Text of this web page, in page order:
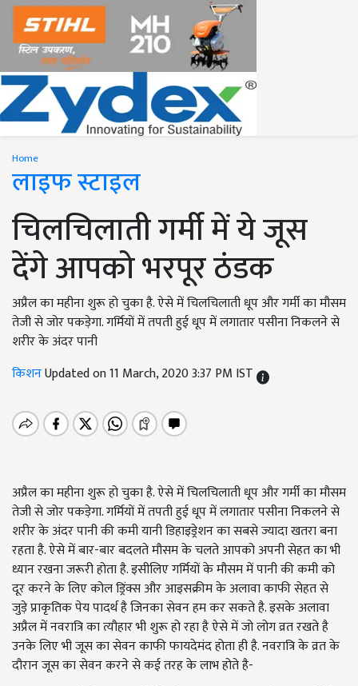
Home
लाइफ स्टाइल
चिलचिलाती गर्मी में ये जूस
देंगे आपको भरपूर ठंडक
अप्रैल का महीना शुरू हो चुका है. ऐसे में चिलचिलाती धूप और गर्मी का मौसम
तेजी से जोर पकड़ेगा. गर्मियों में तपती हुई धूप में लगातार पसीना निकलने से
शरीर के अंदर पानी
किशनUpdated on 11 March, 2020 3:37 PM IST
अप्रैल का महीना शुरू हो चुका है. ऐसे में चिलचिलाती धूप और गर्मी का मौसम
तेजी से जोर पकड़ेगा. गर्मियों में तपती हुई धूप में लगातार पसीना निकलने से
शरीर के अंदर पानी की कमी यानी डिहाइड्रेशन का सबसे ज्यादा खतरा बना
रहता है. ऐसे में बार-बार बदलते मौसम के चलते आपको अपनी सेहत का भी
ध्यान रखना जरूरी होता है. इसीलिए गर्मियों के मौसम में पानी की कमी को
दूर करने के लिए कोल ड्रिंक्स और आइसक्रीम के अलावा काफी सेहत से
जुड़े प्राकृतिक पेय पादर्थ है जिनका सेवन हम कर सकते है. इसके अलावा
अप्रैल में नवरात्रि का त्यौहार भी शुरू हो रहा है ऐसे में जो लोग व्रत रखते है
उनके लिए भी जूस का सेवन काफी फायदेमंद होता ही है. नवरात्रि के व्रत के
दौरान जूस का सेवन करने से कई तरह के लाभ होते है-